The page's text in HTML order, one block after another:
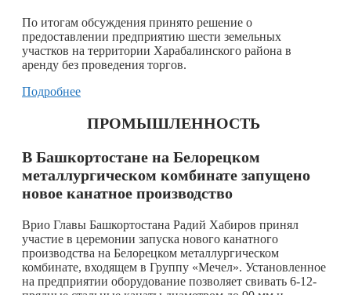
По итогам обсуждения принято решение о
предоставлении предприятию шести земельных
участков на территории Харабалинского района в
аренду без проведения торгов.
Подробнее
ПРОМЫШЛЕННОСТЬ
В Башкортостане на Белорецком
металлургическом комбинате запущено
новое канатное производство
Врио Главы Башкортостана Радий Хабиров принял
участие в церемонии запуска нового канатного
производства на Белорецком металлургическом
комбинате, входящем в Группу «Мечел». Установленное
на предприятии оборудование позволяет свивать 6-12-